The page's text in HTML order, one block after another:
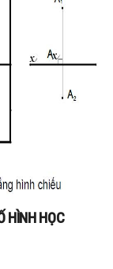
HÌNH HỌC